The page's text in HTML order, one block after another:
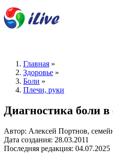
Главная »
Здоровье »
Боли »
Плечи, руки
Диагностика боли в
Автор: Алексей Портнов,
Дата создания: 28.03.2011
Последняя редакция: 04.07.2025